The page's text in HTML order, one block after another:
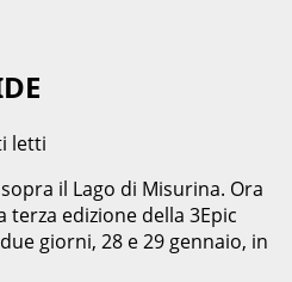
letti
il Lago di Misurina. Ora
edizione della 3Epic
giorni, 28 e 29 gennaio, in